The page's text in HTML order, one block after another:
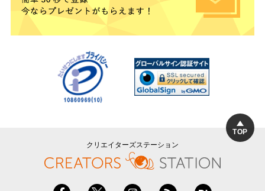
TOP
クリエイターズステーション